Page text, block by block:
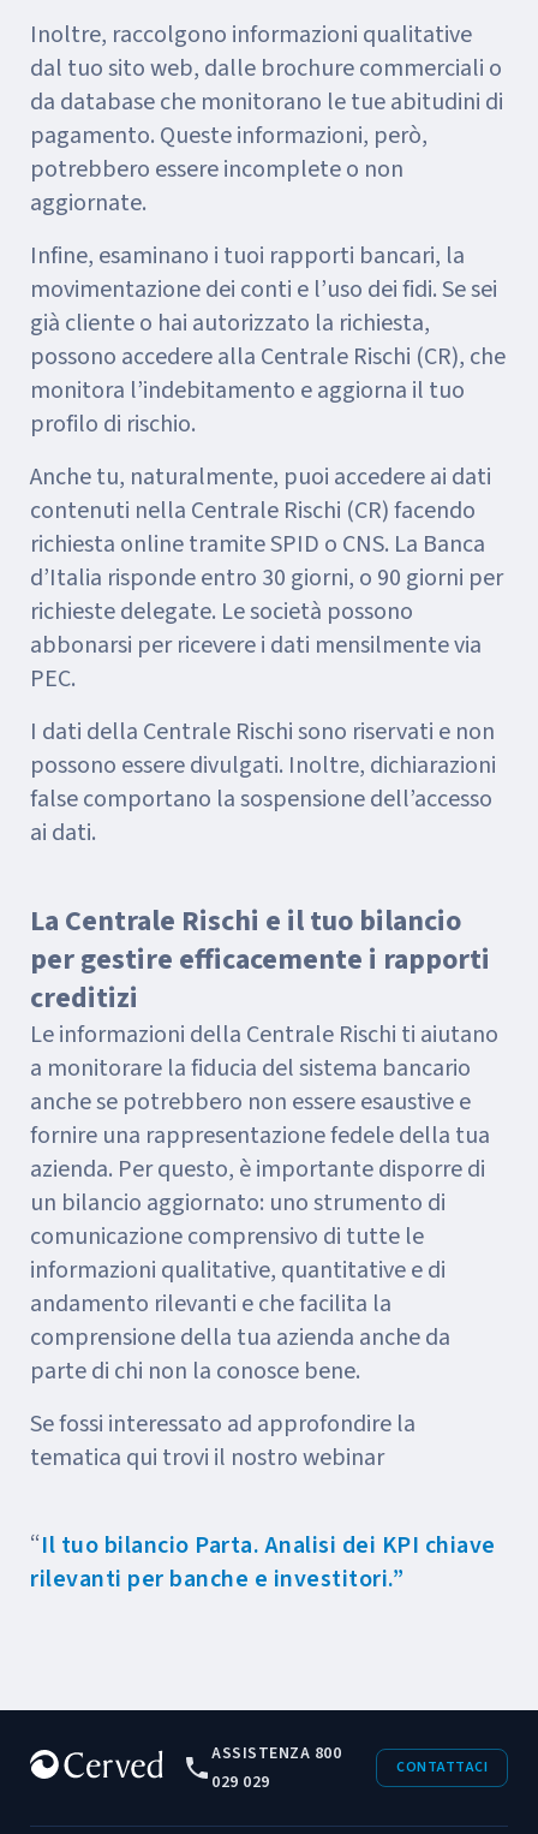
Inoltre, raccolgono informazioni qualitative
dal tuo sito web, dalle brochure commerciali o
da database che monitorano le tue abitudini di
pagamento. Queste informazioni, però,
potrebbero essere incomplete o non
aggiornate.
Infine, esaminano i tuoi rapporti bancari, la
movimentazione dei conti e l’uso dei fidi. Se sei
già cliente o hai autorizzato la richiesta,
possono accedere alla Centrale Rischi (CR), che
monitora l’indebitamento e aggiorna il tuo
profilo di rischio.
Anche tu, naturalmente, puoi accedere ai dati
contenuti nella Centrale Rischi (CR) facendo
richiesta online tramite SPID o CNS. La Banca
d’Italia risponde entro 30 giorni, o 90 giorni per
richieste delegate. Le società possono
abbonarsi per ricevere i dati mensilmente via
PEC.
I dati della Centrale Rischi sono riservati e non
possono essere divulgati. Inoltre, dichiarazioni
false comportano la sospensione dell’accesso
ai dati.
La Centrale Rischi e il tuo bilancio
per gestire efficacemente i rapporti
creditizi
Le informazioni della Centrale Rischi ti aiutano
a monitorare la fiducia del sistema bancario
anche se potrebbero non essere esaustive e
fornire una rappresentazione fedele della tua
azienda. Per questo, è importante disporre di
un bilancio aggiornato: uno strumento di
comunicazione comprensivo di tutte le
informazioni qualitative, quantitative e di
andamento rilevanti e che facilita la
comprensione della tua azienda anche da
parte di chi non la conosce bene.
Se fossi interessato ad approfondire la
tematica qui trovi il nostro webinar
“Il tuo bilancio Parta. Analisi dei KPI chiave
rilevanti per banche e investitori.”
ASSISTENZA 800
029 029
CONTATTACI